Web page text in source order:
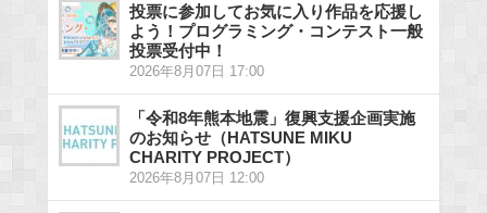
投票に参加してお気に入り作品を応援し
よう！プログラミング・コンテスト一般
投票受付中！
2026年8月07日 17:00
「令和8年熊本地震」復興支援企画実施
のお知らせ（HATSUNE MIKU
CHARITY PROJECT）
2026年8月07日 12:00